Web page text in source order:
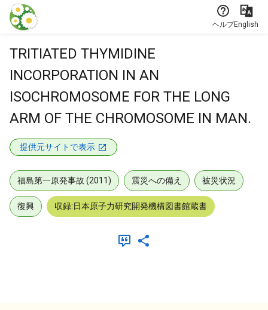
本文に飛ぶ
ヘルプEnglish
TRITIATED THYMIDINE
INCORPORATION IN AN
ISOCHROMOSOME FOR THE LONG
ARM OF THE CHROMOSOME IN MAN.
提供元サイトで表示
福島第一原発事故 (2011) 震災への備え 被災状況
復興 収録:日本原子力研究開発機構図書館蔵書